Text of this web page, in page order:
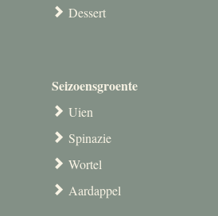
Dessert
Seizoensgroente
Uien
Spinazie
Wortel
Aardappel